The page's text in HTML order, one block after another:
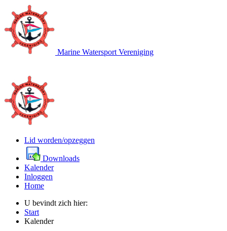
Marine Watersport Vereniging
Lid worden/opzeggen
Downloads
Kalender
Inloggen
Home
U bevindt zich hier:
Start
Kalender